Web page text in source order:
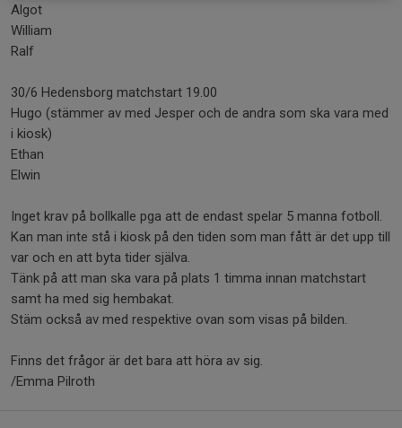
Algot
William
Ralf
30/6 Hedensborg matchstart 19.00
Hugo (stämmer av med Jesper och de andra som ska vara med
i kiosk)
Ethan
Elwin
Inget krav på bollkalle pga att de endast spelar 5 manna fotboll.
Kan man inte stå i kiosk på den tiden som man fått är det upp till
var och en att byta tider själva.
Tänk på att man ska vara på plats 1 timma innan matchstart
samt ha med sig hembakat.
Stäm också av med respektive ovan som visas på bilden.
Finns det frågor är det bara att höra av sig.
/Emma Pilroth